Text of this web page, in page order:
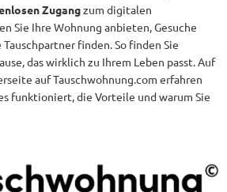
Zugangzum digitalen
Sie Ihre Wohnung anbieten, Gesuche
finden. So finden Sie
das wirklich zu Ihrem Leben passt. Auf
auf Tauschwohnung.com erfahren
funktioniert, die Vorteile und warum Sie